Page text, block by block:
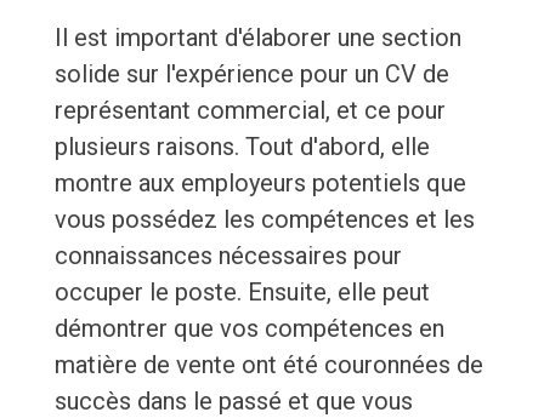
Il est important d'élaborer une section
solide sur l'expérience pour un CV de
représentant commercial, et ce pour
plusieurs raisons. Tout d'abord, elle
montre aux employeurs potentiels que
vous possédez les compétences et les
connaissances nécessaires pour
occuper le poste. Ensuite, elle peut
démontrer que vos compétences en
matière de vente ont été couronnées de
succès dans le passé et que vous